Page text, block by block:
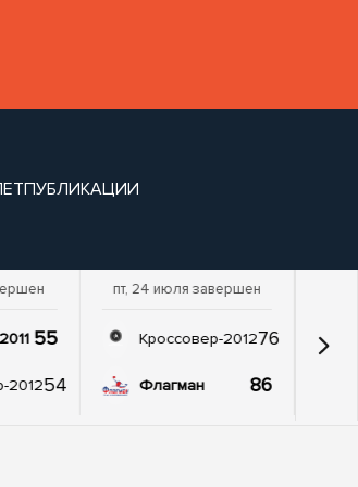
ПУБЛИКАЦИИ
55
201254
пт, 24 июля завершен
Кроссовер-201276
Флагман 86